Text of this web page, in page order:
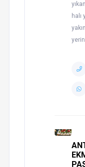
halı